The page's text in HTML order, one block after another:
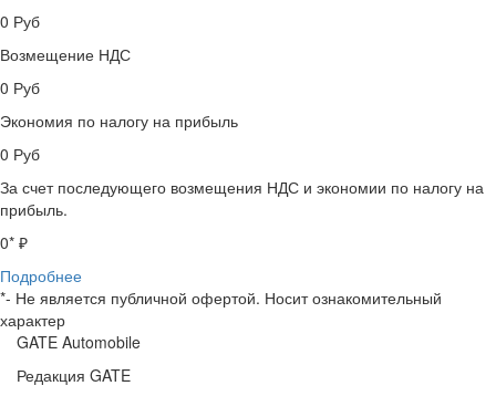
0 Руб
Возмещение НДС
0 Руб
Экономия по налогу на прибыль
0 Руб
За счет последующего возмещения НДС и экономии по налогу на
прибыль.
0* ₽
Подробнее
*- Не является публичной офертой. Носит ознакомительный
характер
GATE Automobile
Редакция GATE